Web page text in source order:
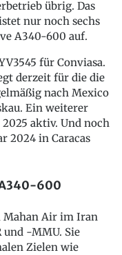
übrig. Das
nur noch sechs
A340-600 auf.
für Conviasa.
derzeit für die die
nach Mexico
Ein weiterer
aktiv. Und noch
2024 in Caracas
A340-600
Mahan Air im Iran
-MMU. Sie
Zielen wie